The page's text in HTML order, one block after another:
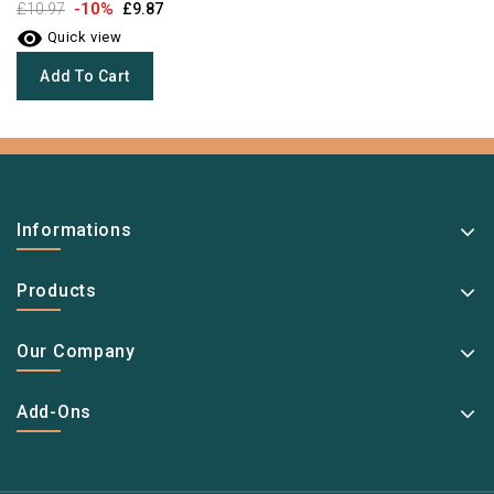
£10.97 -10% £9.87
 Quick view
Add To Cart
Informations
Products
Our Company
Add-Ons